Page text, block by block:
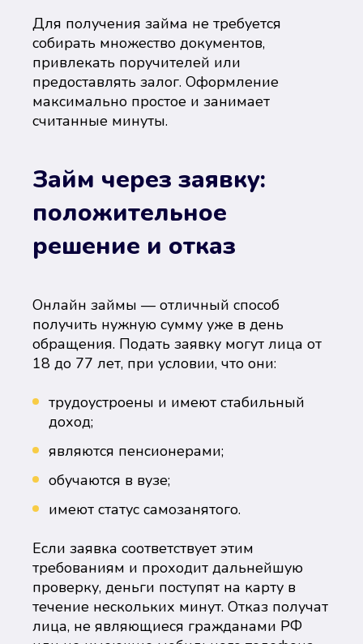
Для получения займа не требуется
собирать множество документов,
привлекать поручителей или
предоставлять залог. Оформление
максимально простое и занимает
считанные минуты.
Займ через заявку:
положительное
решение и отказ
Онлайн займы — отличный способ
получить нужную сумму уже в день
обращения. Подать заявку могут лица от
18 до 77 лет, при условии, что они:
трудоустроены и имеют стабильный
доход;
являются пенсионерами;
обучаются в вузе;
имеют статус самозанятого.
Если заявка соответствует этим
требованиям и проходит дальнейшую
проверку, деньги поступят на карту в
течение нескольких минут. Отказ получат
лица, не являющиеся гражданами РФ